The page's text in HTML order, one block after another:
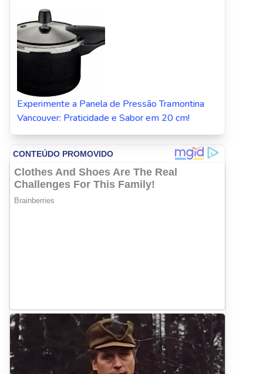
Experimente a Panela de Pressão Tramontina
Vancouver: Praticidade e Sabor em 20 cm!